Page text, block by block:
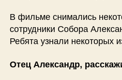
В фильме снимались
сотрудники Собора
Ребята узнали некоторых
Отец Александр,